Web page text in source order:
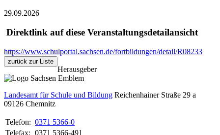
29.09.2026
Direktlink auf diese Veranstaltungsdetailansicht
https://www.schulportal.sachsen.de/fortbildungen/detail/R08233
zurück zur Liste
Herausgeber
Landesamt für Schule und Bildung Reichenhainer Straße 29 a
09126 Chemnitz
Telefon: 0371 5366-0
Telefax: 0371 5366-491